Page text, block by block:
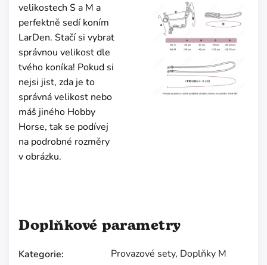
velikostech S a M a
perfektně sedí koním
LarDen. Stačí si vybrat
správnou velikost dle
tvého koníka! Pokud si
nejsi jist, zda je to
správná velikost nebo
máš jiného Hobby
Horse, tak se podívej
na podrobné rozměry
v obrázku.
Doplňkové parametry
Kategorie: Provazové sety, Doplňky M